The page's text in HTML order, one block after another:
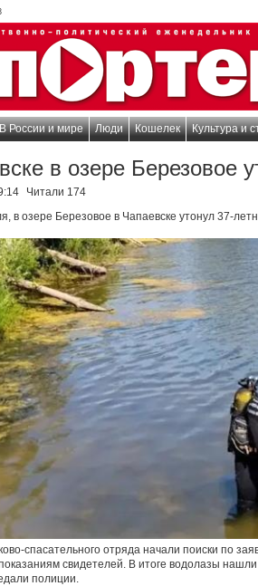
В России и мире Люди Кошелек Культура и
в озере Березовое
Читали 174
в озере Березовое в Чапаевске утонул 37-
спасательного отряда начали поиски по
свидетелей. В итоге водолазы
полиции.